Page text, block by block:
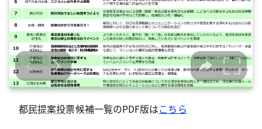
都民提案投票候補一覧のPDF版はこちら